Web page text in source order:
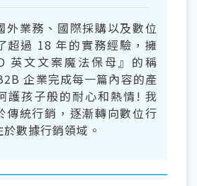
外業務、國際採購以及數位
超過 18 年的實務經驗，擁
英文文案魔法保母』的稱
企業完成每一篇內容的產
護孩子般的耐心和熱情! 我
傳統行銷，逐漸轉向數位行
數據行銷領域。